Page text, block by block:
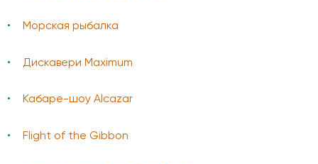
Морская рыбалка
Дискавери Maximum
Кабаре-шоу Alcazar
Flight of the Gibbon